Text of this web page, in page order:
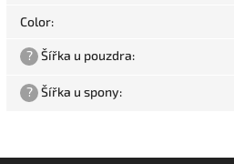
Color:
? Šířka u pouzdra:
? Šířka u spony: